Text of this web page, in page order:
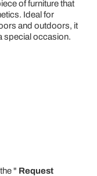
of furniture that
Ideal for
and outdoors, it
special occasion.
" Request